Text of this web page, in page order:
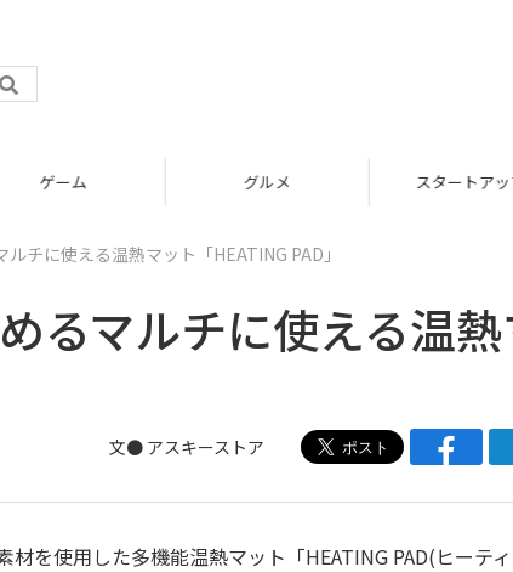
スタートアップ
チに使える温熱マット「HEATING PAD」
るマルチに使える温
文● アスキーストア
を使用した多機能温熱マット「HEATING PAD(ヒーテ